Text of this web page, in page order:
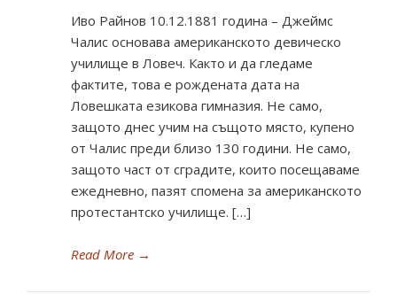
Иво Райнов 10.12.1881 година – Джеймс
Чалис основава американското девическо
училище в Ловеч. Както и да гледаме
фактите, това е рождената дата на
Ловешката езикова гимназия. Не само,
защото днес учим на същото място, купено
от Чалис преди близо 130 години. Не само,
защото част от сградите, които посещаваме
ежедневно, пазят спомена за американското
протестантско училище. […]
Read More →